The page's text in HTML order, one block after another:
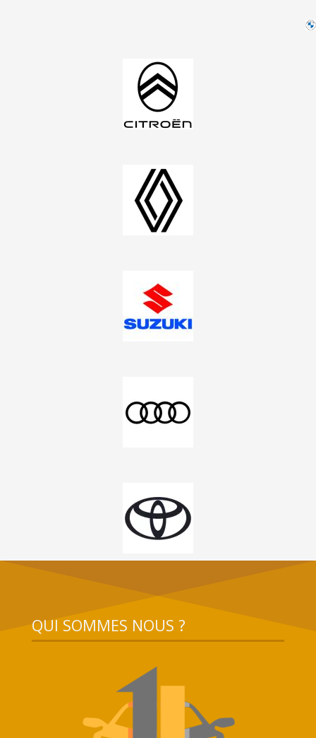
QUI SOMMES NOUS ?